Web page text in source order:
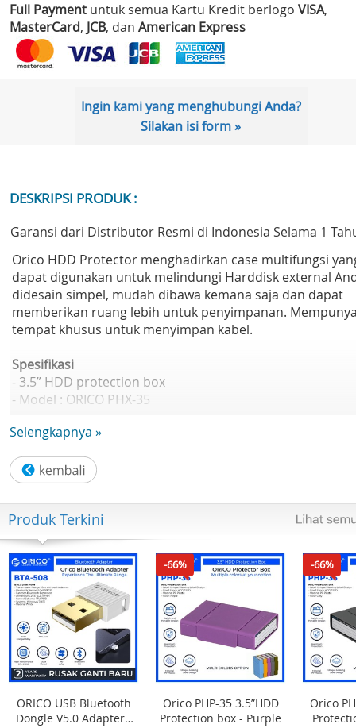
Full Payment untuk semua Kartu Kredit berlogo VISA,
MasterCard, JCB, dan American Express
Ingin kami yang menghubungi Anda?
Silakan isi form »
DESKRIPSI PRODUK :
Garansi dari Distributor Resmi di Indonesia Selama 1
Orico HDD Protector menghadirkan case multifungsi
dapat digunakan untuk melindungi Harddisk external
didesain simpel, mudah dibawa kemana saja dan dapat
memberikan ruang lebih untuk penyimpanan.
tempat khusus untuk menyimpan kabel.
Spesifikasi
- 3.5” HDD protection box
- Model : ORICO PHX-35
- Dimension : 178 x 128 x 29.2mm
- Weight : 147g (excluding HDD)
- Safety approval : CE & FCC approval
Selengkapnya »
Produk Terkini
ORICO USB Bluetooth
Dongle V5.0 Adapter -
-66%
Orico PHP-35 3.5”HDD
Protection box - Purple
-66%
Orico